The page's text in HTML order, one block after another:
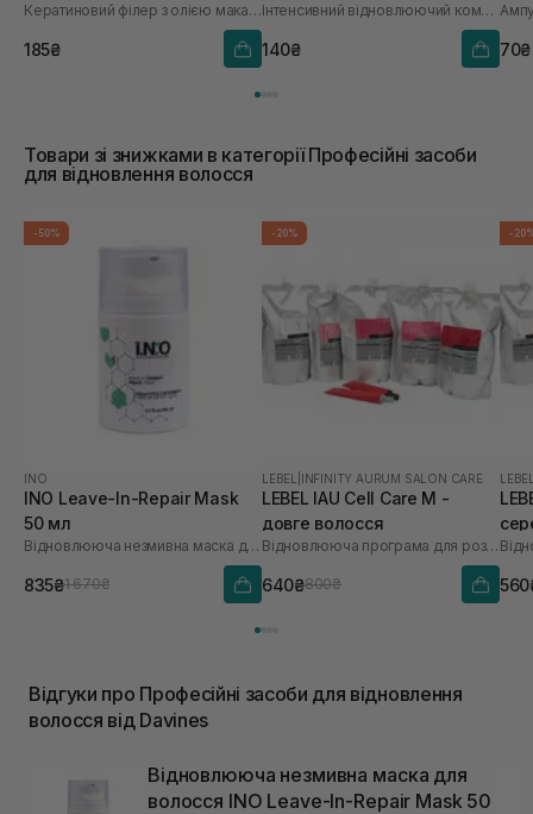
Кератиновий філер з олією макадамії
185₴
Інтенсивний відновлюючий комплекс з провітаміном В5
140₴ 70₴
Товари зі знижками в категорії Професійні засоби
для відновлення волосся
-50%
INO
INO Leave-In-Repair Mask
50 мл
Відновлююча незмивна маска для волосся
835₴1 670₴
-20%
LEBEL INFINITY AURUM SALON CARE
LEBEL IAU Cell Care M -
довге волосся
Відновлююча програма для розгладження пористого волосся «Щастя для волосся»
640₴800₴
-
Відгуки про Професійні засоби для відновлення
волосся від Davines
Відновлююча незмивна маска для
волосся INO Leave-In-Repair Mask 50